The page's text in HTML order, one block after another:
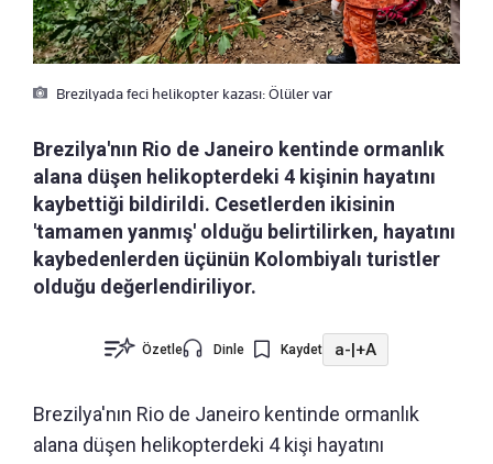
Brezilyada feci helikopter kazası: Ölüler var
Brezilya'nın Rio de Janeiro kentinde ormanlık
alana düşen helikopterdeki 4 kişinin hayatını
kaybettiği bildirildi. Cesetlerden ikisinin
'tamamen yanmış' olduğu belirtilirken, hayatını
kaybedenlerden üçünün Kolombiyalı turistler
olduğu değerlendiriliyor.
Özetle Dinle Kaydet a-|+A
Brezilya'nın Rio de Janeiro kentinde ormanlık
alana düşen helikopterdeki 4 kişi hayatını